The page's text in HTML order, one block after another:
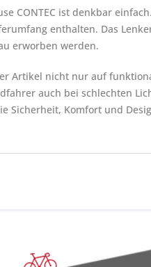
CONTEC ist denkbar
enthalten. Das
erworben werden.
Artikel nicht nur auf
auch bei schlechten
Sicherheit, Komfort und